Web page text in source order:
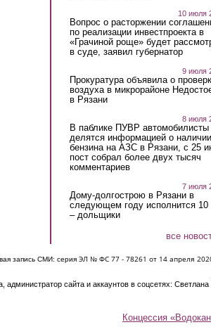
10 июля
Вопрос о расторжении
по реализации инвестпроекта в
«Грачиной роще» будет
в суде, заявил губернатор
9 июля
Прокуратура объявила о
воздуха в микрорайоне
в Рязани
8 июля
В паблике ПУВР автомобилисты
делятся информацией о наличии
бензина на АЗС в Рязани, с 25
пост собрал более двух тысяч
комментариев
7 июля
Дому-долгострою в Рязани в
следующем году исполнится 10
– дольщики
все
запись СМИ: серия ЭЛ № ФС 77 - 78261 от 14 апреля
сайта и аккаунтов в соцсетях: Светлана
Концессия